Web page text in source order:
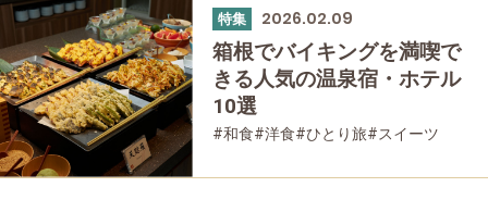
#友人グループで
特集 2026.02.09
箱根でバイキングを満喫で
きる人気の温泉宿・ホテル
10選
#和食#洋食#ひとり旅#スイーツ
#大涌谷#家族で#友人グループで